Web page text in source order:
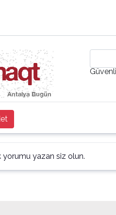
yorumu yazan siz olun.